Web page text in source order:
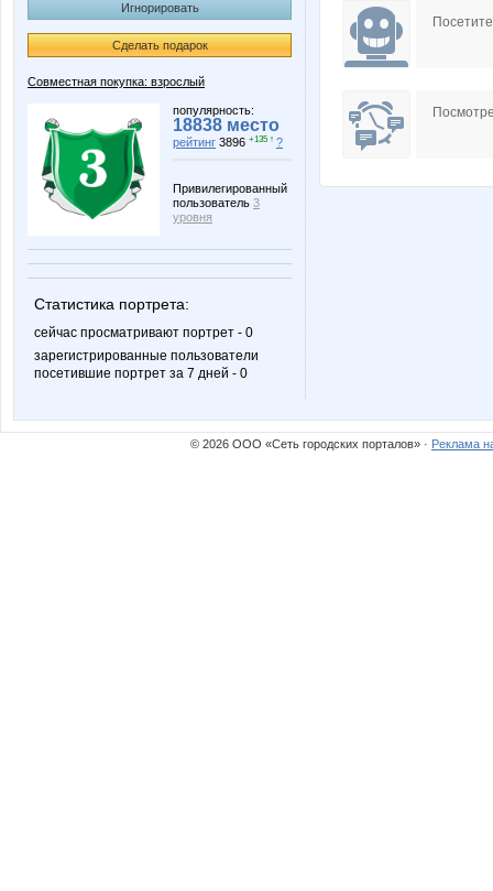
Игнорировать
Сделать подарок
Совместная покупка: взрослый
популярность:
18838 место
рейтинг 3896 +135 ↑ ?
Привилегированный
пользователь 3
уровня
Статистика портрета:
сейчас просматривают портрет - 0
зарегистрированные пользователи
посетившие портрет за 7 дней - 0
Indiya
Marietta Mashyl
© 2026 ООО «Сеть городских порталов» · Реклама